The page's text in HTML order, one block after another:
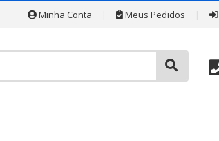
Minha Conta Meus Pedidos